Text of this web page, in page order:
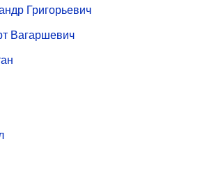
Григорьевич
Вагаршевич